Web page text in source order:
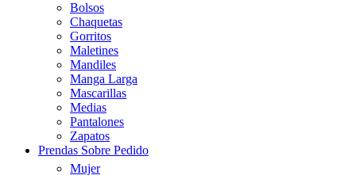
Bolsos
Chaquetas
Gorritos
Maletines
Mandiles
Manga Larga
Mascarillas
Medias
Pantalones
Zapatos
Prendas Sobre Pedido
Mujer